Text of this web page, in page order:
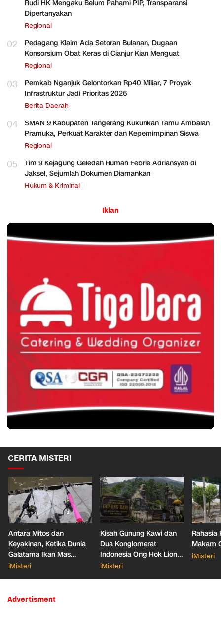
Rudi HK Mengaku Belum Pahami PIP, Transparansi
Dipertanyakan
Regional
02
Pedagang Klaim Ada Setoran Bulanan, Dugaan
Konsorsium Obat Keras di Cianjur Kian Menguat
Regional
03
Pemkab Nganjuk Gelontorkan Rp40 Miliar, 7 Proyek
Infrastruktur Jadi Prioritas 2026
Berita Daerah
04
SMAN 9 Kabupaten Tangerang Kukuhkan Tamu Ambalan
Pramuka, Perkuat Karakter dan Kepemimpinan Siswa
Regional
05
Tim 9 Kejagung Geledah Rumah Febrie Adriansyah di
Jaksel, Sejumlah Dokumen Diamankan
Hukum & Kriminal
Iklan
CERITA MISTERI
Antara Mitos dan
Keyakinan, Ketika Dunia
Galatama Ikan Mas
Bersentuhan dengan Hal
iMisteri
Kisah Gunung Kawi dan
Dua Konglomerat
Indonesia Ong Hok Liong
hingga Liem Sioe Liong
iMisteri
Rahasia
Makam
iMisteri
Advertisment